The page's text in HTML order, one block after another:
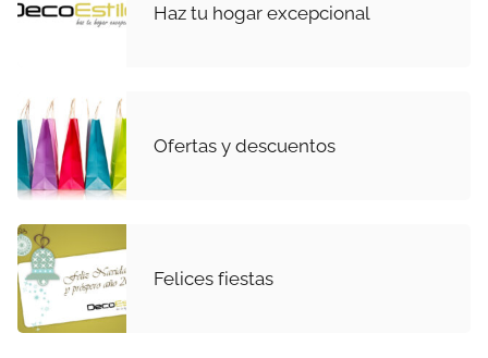
Haz tu hogar excepcional
Ofertas y descuentos
Felices fiestas